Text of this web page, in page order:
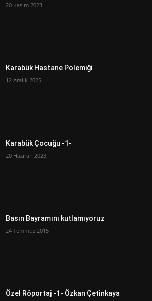
20 Kasım 2023
Karabük Hastane Polemiği
12 Aralık 2025
Karabük Çocuğu -1-
20 Haziran 2023
Basın Bayramını kutlamıyoruz
24 Temmuz 2015
Özel Röportaj -1- Özkan Çetinkaya